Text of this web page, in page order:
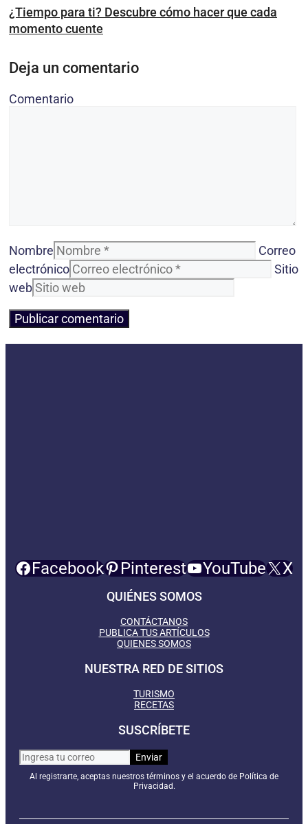
¿Tiempo para ti? Descubre cómo hacer que cada
momento cuente
Deja un comentario
Comentario
Nombre
Correo
electrónico
Sitio
web
Facebook Pinterest YouTube X
QUIÉNES SOMOS
CONTÁCTANOS
PUBLICA TUS ARTÍCULOS
QUIENES SOMOS
NUESTRA RED DE SITIOS
TURISMO
RECETAS
SUSCRÍBETE
Al registrarte, aceptas nuestros términos y el acuerdo de Política de
Privacidad.